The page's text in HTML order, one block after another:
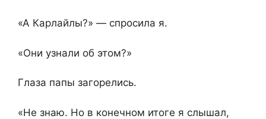
«А Карлайлы?» — спросила я.
«Они узнали об этом?»
Глаза папы загорелись.
«Не знаю. Но в конечном итоге я слышал,